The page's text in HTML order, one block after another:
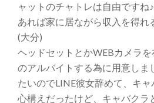
ャットのチャトレは自由ですね
あれば家に居ながら収入を得れ
(大分)
ヘッドセットとかWEBカメラ
のアルバイトする為に用意しま
たいのでLINE彼女辞めて、キ
心構えだったけど、キャバクラ